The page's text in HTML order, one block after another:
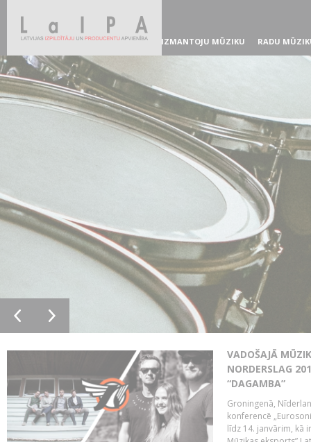
IZMANTOJU MŪZIKU RADU
VADOŠAJĀ
NORDERSLAG
“DAGAMBA”
Groningenā,
konferencē
līdz 14. janvārim, kā